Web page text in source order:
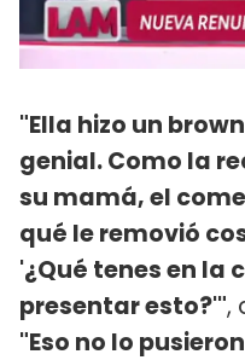
"Ella hizo un
genial. Como la
su mamá, el
qué le removió
'¿Qué tenes en la
presentar esto?'",
"Eso no lo